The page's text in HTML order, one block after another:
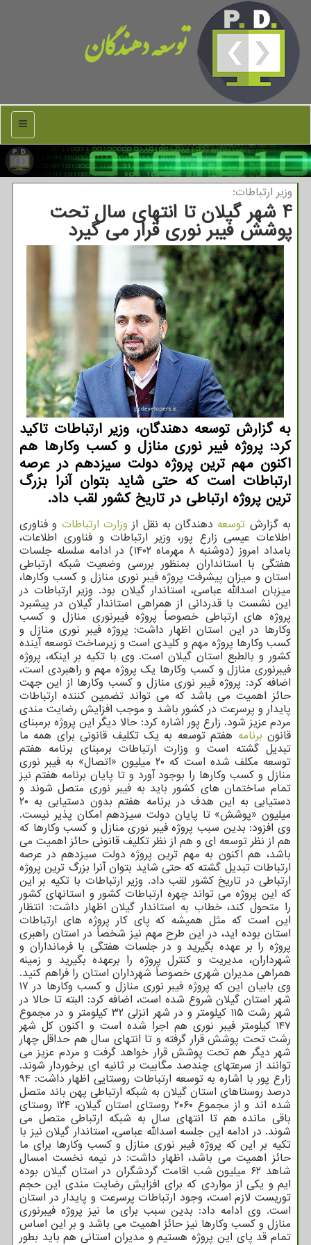
توسعه دهندگان
منو
وزیر ارتباطات:
4 شهر گیلان تا انتهای سال تحت
پوشش فیبر نوری قرار می گیرد
به گزارش توسعه دهندگان، وزیر ارتباطات تاکید
کرد: پروژه فیبر نوری منازل و کسب وکارها هم
اکنون مهم ترین پروژه دولت سیزدهم در عرصه
ارتباطات است که حتی شاید بتوان آنرا بزرگ
ترین پروژه ارتباطی در تاریخ کشور لقب داد.
به گزارش توسعه دهندگان به نقل از وزارت ارتباطات و فناوری
اطلاعات عیسی زارع پور، وزیر ارتباطات و فناوری اطلاعات،
بامداد امروز (دوشنبه ۸ مهرماه ۱۴۰۲) در ادامه سلسله جلسات
هفتگی با استانداران بمنظور بررسی وضعیت شبکه ارتباطی
استان و میزان پیشرفت پروژه فیبر نوری منازل و کسب وکارها،
میزبان اسدالله عباسی، استاندار گیلان بود. وزیر ارتباطات در
این نشست با قدردانی از همراهی استاندار گیلان در پیشبرد
پروژه های ارتباطی خصوصاً پروژه فیبرنوری منازل و کسب
وکارها در این استان اظهار داشت: پروژه فیبر نوری منازل و
کسب وکارها پروژه مهم و کلیدی است و زیرساخت توسعه آینده
کشور و بالطبع استان گیلان است. وی با تکیه بر اینکه، پروژه
فیبرنوری منازل و کسب وکارها یک پروژه مهم و راهبردی است،
اضافه کرد: پروژه فیبر نوری منازل و کسب وکارها از این جهت
حائز اهمیت می باشد که می تواند تضمین کننده ارتباطات
پایدار و پرسرعت در کشور باشد و موجب افزایش رضایت مندی
مردم عزیز شود. زارع پور اشاره کرد: حالا دیگر این پروژه برمبنای
قانون برنامه هفتم توسعه به یک تکلیف قانونی برای همه ما
تبدیل گشته است و وزارت ارتباطات برمبنای برنامه هفتم
توسعه مکلف شده است که ۲۰ میلیون «اتصال» به فیبر نوری
منازل و کسب وکارها را بوجود آورد و تا پایان برنامه هفتم نیز
تمام ساختمان های کشور باید به فیبر نوری متصل شوند و
دستیابی به این هدف در برنامه هفتم بدون دستیابی به ۲۰
میلیون «پوشش» تا پایان دولت سیزدهم امکان پذیر نیست.
وی افزود: بدین سبب پروژه فیبر نوری منازل و کسب وکارها که
هم از نظر توسعه ای و هم از نظر تکلیف قانونی حائز اهمیت می
باشد، هم اکنون به مهم ترین پروژه دولت سیزدهم در عرصه
ارتباطات تبدیل گشته که حتی شاید بتوان آنرا بزرگ ترین پروژه
ارتباطی در تاریخ کشور لقب داد. وزیر ارتباطات با تکیه بر این
که این پروژه می تواند چهره ارتباطات کشور و استانهای کشور
را متحول کند، خطاب به استاندار گیلان اظهار داشت: انتظار
این است که مثل همیشه که پای کار پروژه های ارتباطات
استان بوده اید، در این طرح مهم نیز شخصاً در استان راهبری
پروژه را بر عهده بگیرید و در جلسات هفتگی با فرمانداران و
شهرداران، مدیریت و کنترل پروژه را برعهده بگیرید و زمینه
همراهی مدیران شهری خصوصاً شهرداران استان را فراهم کنید.
وی بابیان این که پروژه فیبر نوری منازل و کسب وکارها در ۱۷
شهر استان گیلان شروع شده است، اضافه کرد: البته تا حالا در
شهر رشت ۱۱۵ کیلومتر و در شهر انزلی ۳۲ کیلومتر و در مجموع
۱۴۷ کیلومتر فیبر نوری هم اجرا شده است و اکنون کل شهر
رشت تحت پوشش قرار گرفته و تا انتهای سال هم حداقل چهار
شهر دیگر هم تحت پوشش قرار خواهد گرفت و مردم عزیز می
توانند از سرعتهای چندصد مگابیت بر ثانیه ای برخوردار شوند.
زارع پور با اشاره به توسعه ارتباطات روستایی اظهار داشت: ۹۴
درصد روستاهای استان گیلان به شبکه ارتباطی پهن باند متصل
شده اند و از مجموع ۲۰۶۰ روستای استان گیلان، ۱۲۴ روستای
باقی مانده هم تا انتهای سال به شبکه ارتباطی متصل می
شوند. در ادامه این جلسه اسدالله عباسی، استاندار گیلان نیز با
تکیه بر این که پروژه فیبر نوری منازل و کسب وکارها برای ما
حائز اهمیت می باشد، اظهار داشت: در نیمه نخست امسال
شاهد ۶۲ میلیون شب اقامت گردشگران در استان گیلان بوده
ایم و یکی از مواردی که برای افزایش رضایت مندی این حجم
توریست لازم است، وجود ارتباطات پرسرعت و پایدار در استان
است. وی ادامه داد: بدین سبب برای ما نیز پروژه فیبرنوری
منازل و کسب وکارها نیز حائز اهمیت می باشد و بر این اساس
تمام قد پای این پروژه هستیم و مدیران استانی هم باید بطور